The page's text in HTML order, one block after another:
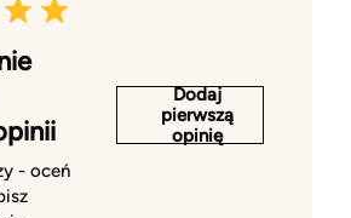
- oceń
Dodaj
pierwszą
opinię